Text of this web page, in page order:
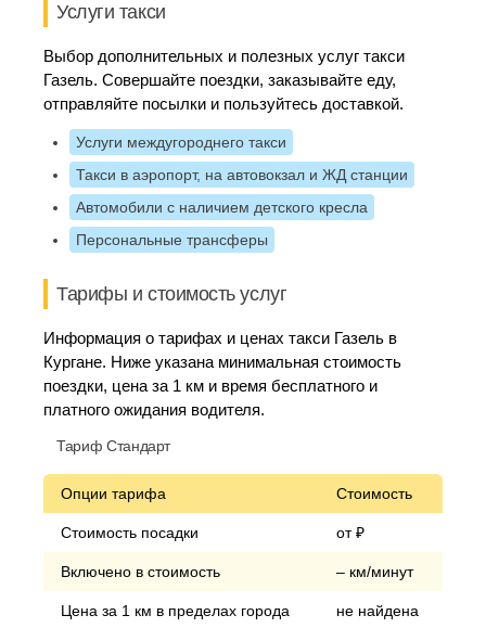
Услуги такси
Выбор дополнительных и полезных услуг такси
Газель. Совершайте поездки, заказывайте еду,
отправляйте посылки и пользуйтесь доставкой.
Услуги междугороднего такси
Такси в аэропорт, на автовокзал и ЖД станции
Автомобили с наличием детского кресла
Персональные трансферы
Тарифы и стоимость услуг
Информация о тарифах и ценах такси Газель в
Кургане. Ниже указана минимальная стоимость
поездки, цена за 1 км и время бесплатного и
платного ожидания водителя.
Тариф Стандарт
Опции тарифа Стоимость
Стоимость посадки от ₽
Включено в стоимость – км/минут
Цена за 1 км в пределах города не найдена